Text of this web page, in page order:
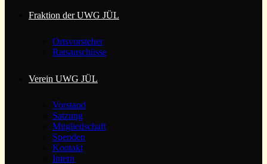
Fraktion der UWG JÜL
Ortsvorsteher
Ratsauschüsse
Verein UWG JÜL
Vorstand
Satzung
Mitgliedschaft
Spenden
Kontakt
Intern